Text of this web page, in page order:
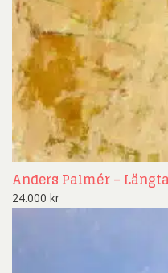
Anders Palmér –
24.000 kr